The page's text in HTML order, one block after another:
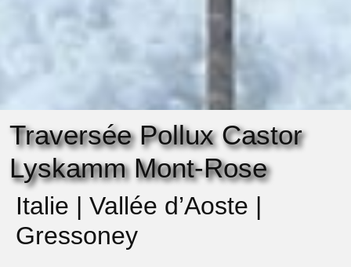
Traversée Pollux Castor
Lyskamm Mont-Rose
Italie | Vallée d’Aoste |
Gressoney